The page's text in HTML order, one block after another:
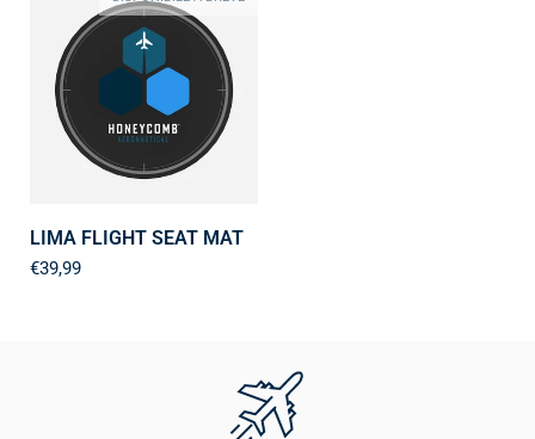
LIMA FLIGHT SEAT MAT
€39,99